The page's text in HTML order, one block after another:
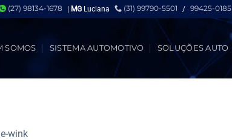
(27) 98134-1678 | MG Luciana (31) 99790-5501 / 99425-0185
SOMOS SISTEMA AUTOMOTIVO SOLUÇÕES AUTO
wink